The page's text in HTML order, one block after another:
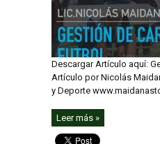
Descargar Artículo aquí:
Artículo por Nicolás
y Deporte
Leer más »